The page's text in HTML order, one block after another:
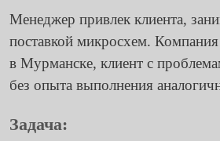
Менеджер привлек клиента,
поставкой микросхем. Компания
в Мурманске, клиент с
без опыта выполнения
Задача: